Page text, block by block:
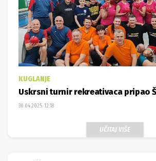
KUGLANJE
Uskrsni turnir rekreativaca pripao
30.04.2025. 12:18
UČITAJ VIŠE